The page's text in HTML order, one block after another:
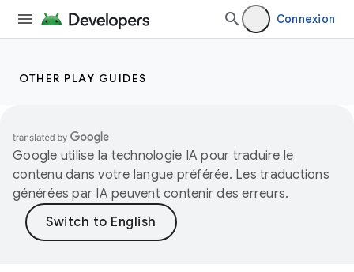
Connexion
OTHER PLAY GUIDES
Google utilise la technologie IA pour traduire le
contenu dans votre langue préférée. Les traductions
générées par IA peuvent contenir des erreurs.